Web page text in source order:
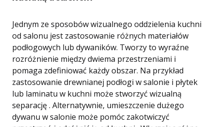
Jednym ze sposobów wizualnego oddzielenia kuchni
od salonu jest zastosowanie różnych materiałów
podłogowych lub dywaników. Tworzy to wyraźne
rozróżnienie między dwiema przestrzeniami i
pomaga zdefiniować każdy obszar. Na przykład
zastosowanie drewnianej podłogi w salonie i płytek
lub laminatu w kuchni może stworzyć wizualną
separację . Alternatywnie, umieszczenie dużego
dywanu w salonie może pomóc zakotwiczyć